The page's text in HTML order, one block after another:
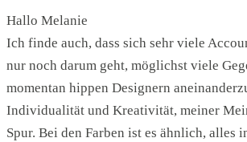
Hallo Melanie
Ich finde auch, dass sich sehr viele
nur noch darum geht, möglichst viele
momentan hippen Designern
Individualität und Kreativität, meiner
Spur. Bei den Farben ist es ähnlich, alles